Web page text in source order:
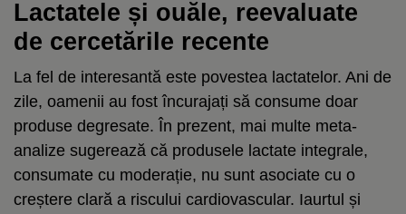
Lactatele și ouăle, reevaluate
de cercetările recente
La fel de interesantă este povestea lactatelor. Ani de
zile, oamenii au fost încurajați să consume doar
produse degresate. În prezent, mai multe meta-
analize sugerează că produsele lactate integrale,
consumate cu moderație, nu sunt asociate cu o
creștere clară a riscului cardiovascular. Iaurtul și